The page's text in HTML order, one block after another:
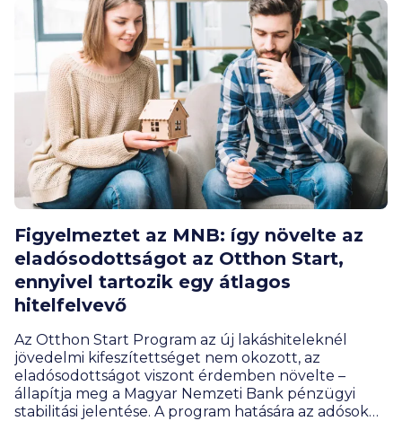
(MNB) most nyilvánosságra hozott adatai szerint a
változás nemcsak a jogszabályokban létezik, hanem
a statisztikákban is jól látszik.
Figyelmeztet az MNB: így növelte az
eladósodottságot az Otthon Start,
ennyivel tartozik egy átlagos
hitelfelvevő
Az Otthon Start Program az új lakáshiteleknél
jövedelmi kifeszítettséget nem okozott, az
eladósodottságot viszont érdemben növelte –
állapítja meg a Magyar Nemzeti Bank pénzügyi
stabilitási jelentése. A program hatására az adósok